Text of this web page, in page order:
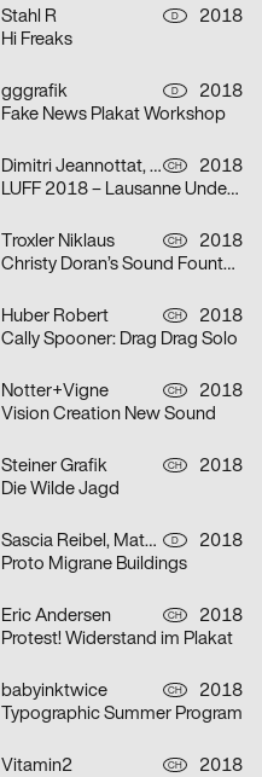
Stahl R D
2018
Hi Freaks
gggrafik D
2018
Fake News Plakat Workshop
Dimitri Jeannottat, Pierre Charmillot, Tiphaine Allemann CH
2018
LUFF 2018 – Lausanne Underground Film & Music Festival
Troxler Niklaus CH
2018
Christy Doran’s Sound Fountain
Huber Robert CH
2018
Cally Spooner: Drag Drag Solo
Notter+Vigne CH
2018
Vision Creation New Sound
Steiner Grafik CH
2018
Die Wilde Jagd
Sascia Reibel, Mathias Lempart D
2018
Proto Migrane Buildings
Eric Andersen CH
2018
Protest! Widerstand im Plakat
babyinktwice CH
2018
Typographic Summer Program
Vitamin2 CH
2018